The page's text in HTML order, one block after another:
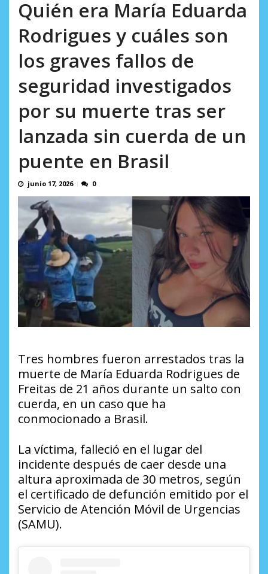
Quién era María Eduarda
Rodrigues y cuáles son
los graves fallos de
seguridad investigados
por su muerte tras ser
lanzada sin cuerda de un
puente en Brasil
junio 17, 2026 0
Tres hombres fueron arrestados tras la
muerte de María Eduarda Rodrigues de
Freitas de 21 años durante un salto con
cuerda, en un caso que ha
conmocionado a Brasil.
La víctima, falleció en el lugar del
incidente después de caer desde una
altura aproximada de 30 metros, según
el certificado de defunción emitido por el
Servicio de Atención Móvil de Urgencias
(SAMU).